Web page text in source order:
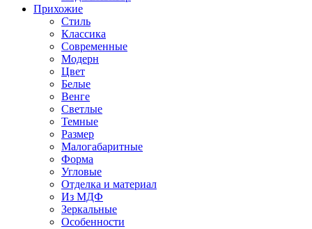
Прихожие
Стиль
Классика
Современные
Модерн
Цвет
Белые
Венге
Светлые
Темные
Размер
Малогабаритные
Форма
Угловые
Отделка и материал
Из МДФ
Зеркальные
Особенности